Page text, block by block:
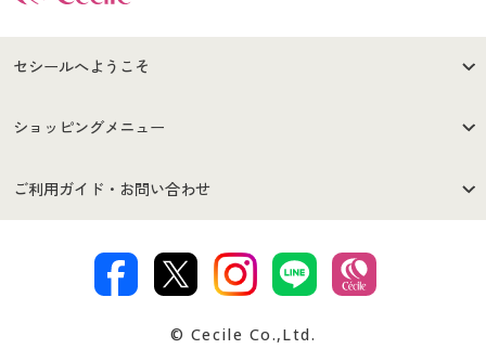
セシールへようこそ
はじめての方へ
セシールご利用規約
著作権・商標について 会社案内
ショッピングメニュー
商品カテゴリ
ご利用ガイド・お問い合わせ
交換・返品は お支払は
© Cecile Co.,Ltd.